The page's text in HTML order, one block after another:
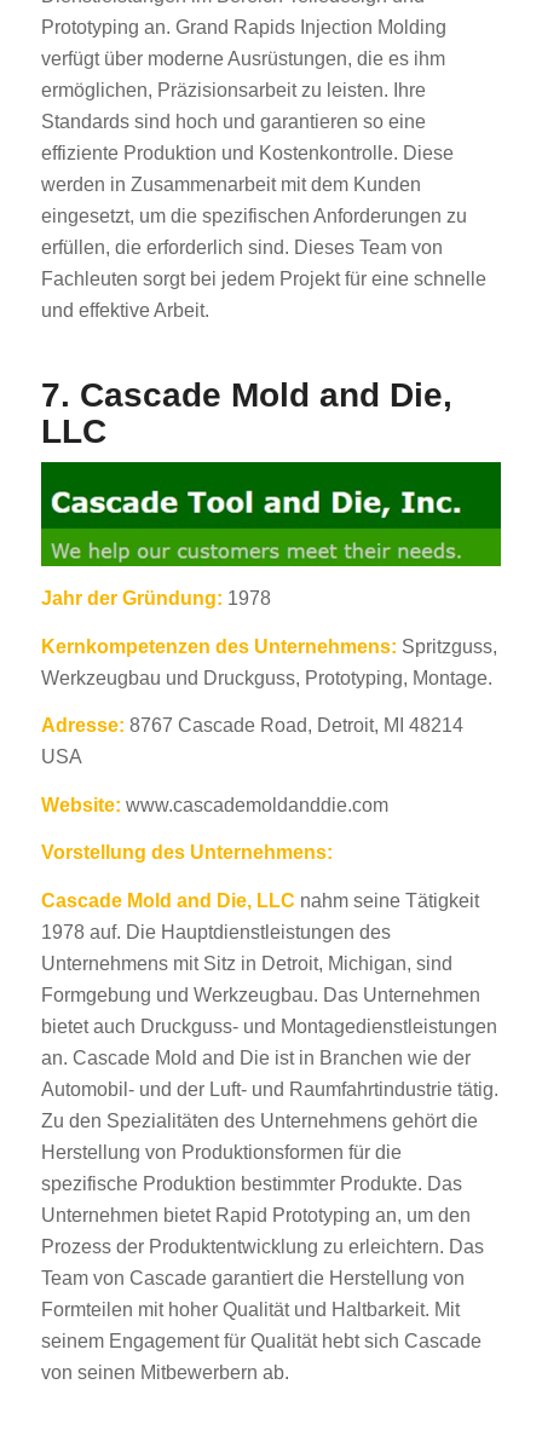
Prototyping an. Grand Rapids Injection Molding
verfügt über moderne Ausrüstungen, die es ihm
ermöglichen, Präzisionsarbeit zu leisten. Ihre
Standards sind hoch und garantieren so eine
effiziente Produktion und Kostenkontrolle. Diese
werden in Zusammenarbeit mit dem Kunden
eingesetzt, um die spezifischen Anforderungen zu
erfüllen, die erforderlich sind. Dieses Team von
Fachleuten sorgt bei jedem Projekt für eine schnelle
und effektive Arbeit.
7. Cascade Mold and Die,
LLC
Jahr der Gründung: 1978
Kernkompetenzen des Unternehmens: Spritzguss,
Werkzeugbau und Druckguss, Prototyping, Montage.
Adresse: 8767 Cascade Road, Detroit, MI 48214
USA
Website: www.cascademoldanddie.com
Vorstellung des Unternehmens:
Cascade Mold and Die, LLC nahm seine Tätigkeit
1978 auf. Die Hauptdienstleistungen des
Unternehmens mit Sitz in Detroit, Michigan, sind
Formgebung und Werkzeugbau. Das Unternehmen
bietet auch Druckguss- und Montagedienstleistungen
an. Cascade Mold and Die ist in Branchen wie der
Automobil- und der Luft- und Raumfahrtindustrie tätig.
Zu den Spezialitäten des Unternehmens gehört die
Herstellung von Produktionsformen für die
spezifische Produktion bestimmter Produkte. Das
Unternehmen bietet Rapid Prototyping an, um den
Prozess der Produktentwicklung zu erleichtern. Das
Team von Cascade garantiert die Herstellung von
Formteilen mit hoher Qualität und Haltbarkeit. Mit
seinem Engagement für Qualität hebt sich Cascade
von seinen Mitbewerbern ab.